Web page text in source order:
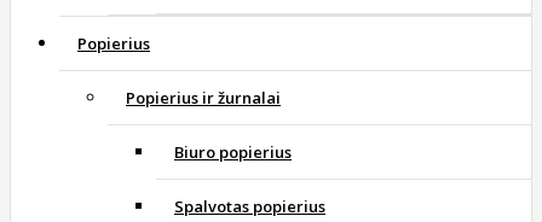
Popierius
Popierius ir žurnalai
Biuro popierius
Spalvotas popierius